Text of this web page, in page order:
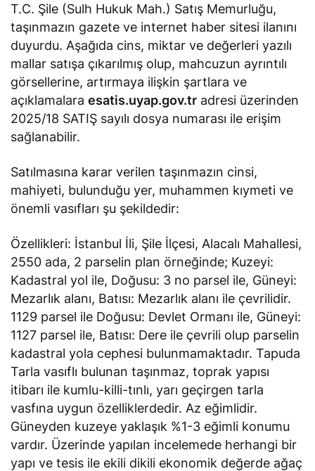
T.C. Şile (Sulh Hukuk Mah.) Satış Memurluğu,
taşınmazın gazete ve internet haber sitesi ilanını
duyurdu. Aşağıda cins, miktar ve değerleri yazılı
mallar satışa çıkarılmış olup, mahcuzun ayrıntılı
görsellerine, artırmaya ilişkin şartlara ve
açıklamalaraesatis.uyap.gov.tr adresi üzerinden
2025/18 SATIŞ sayılı dosya numarası ile erişim
sağlanabilir.
Satılmasına karar verilen taşınmazın cinsi,
mahiyeti, bulunduğu yer, muhammen kıymeti ve
önemli vasıfları şu şekildedir:
Özellikleri: İstanbul İli, Şile İlçesi, Alacalı Mahallesi,
2550 ada, 2 parselin plan örneğinde; Kuzeyi:
Kadastral yol ile, Doğusu: 3 no parsel ile, Güneyi:
Mezarlık alanı, Batısı: Mezarlık alanı ile çevrilidir.
1129 parsel ile Doğusu: Devlet Ormanı ile, Güneyi:
1127 parsel ile, Batısı: Dere ile çevrili olup parselin
kadastral yola cephesi bulunmamaktadır. Tapuda
Tarla vasıflı bulunan taşınmaz, toprak yapısı
itibarı ile kumlu-killi-tınlı, yarı geçirgen tarla
vasfına uygun özelliklerdedir. Az eğimlidir.
Güneyden kuzeye yaklaşık %1-3 eğimli konumu
vardır. Üzerinde yapılan incelemede herhangi bir
yapı ve tesis ile ekili dikili ekonomik değerde ağaç